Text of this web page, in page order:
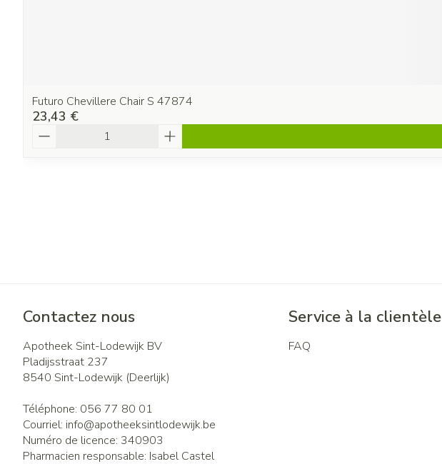
Futuro Chevillere Chair S 47874
23,43 €
Contactez nous
Apotheek Sint-Lodewijk BV
Pladijsstraat 237
8540 Sint-Lodewijk (Deerlijk)
Téléphone: 056 77 80 01
Courriel: info@apotheeksintlodewijk.be
Numéro de licence: 340903
Pharmacien responsable: Isabel Castel
Service à la clientèle
FAQ